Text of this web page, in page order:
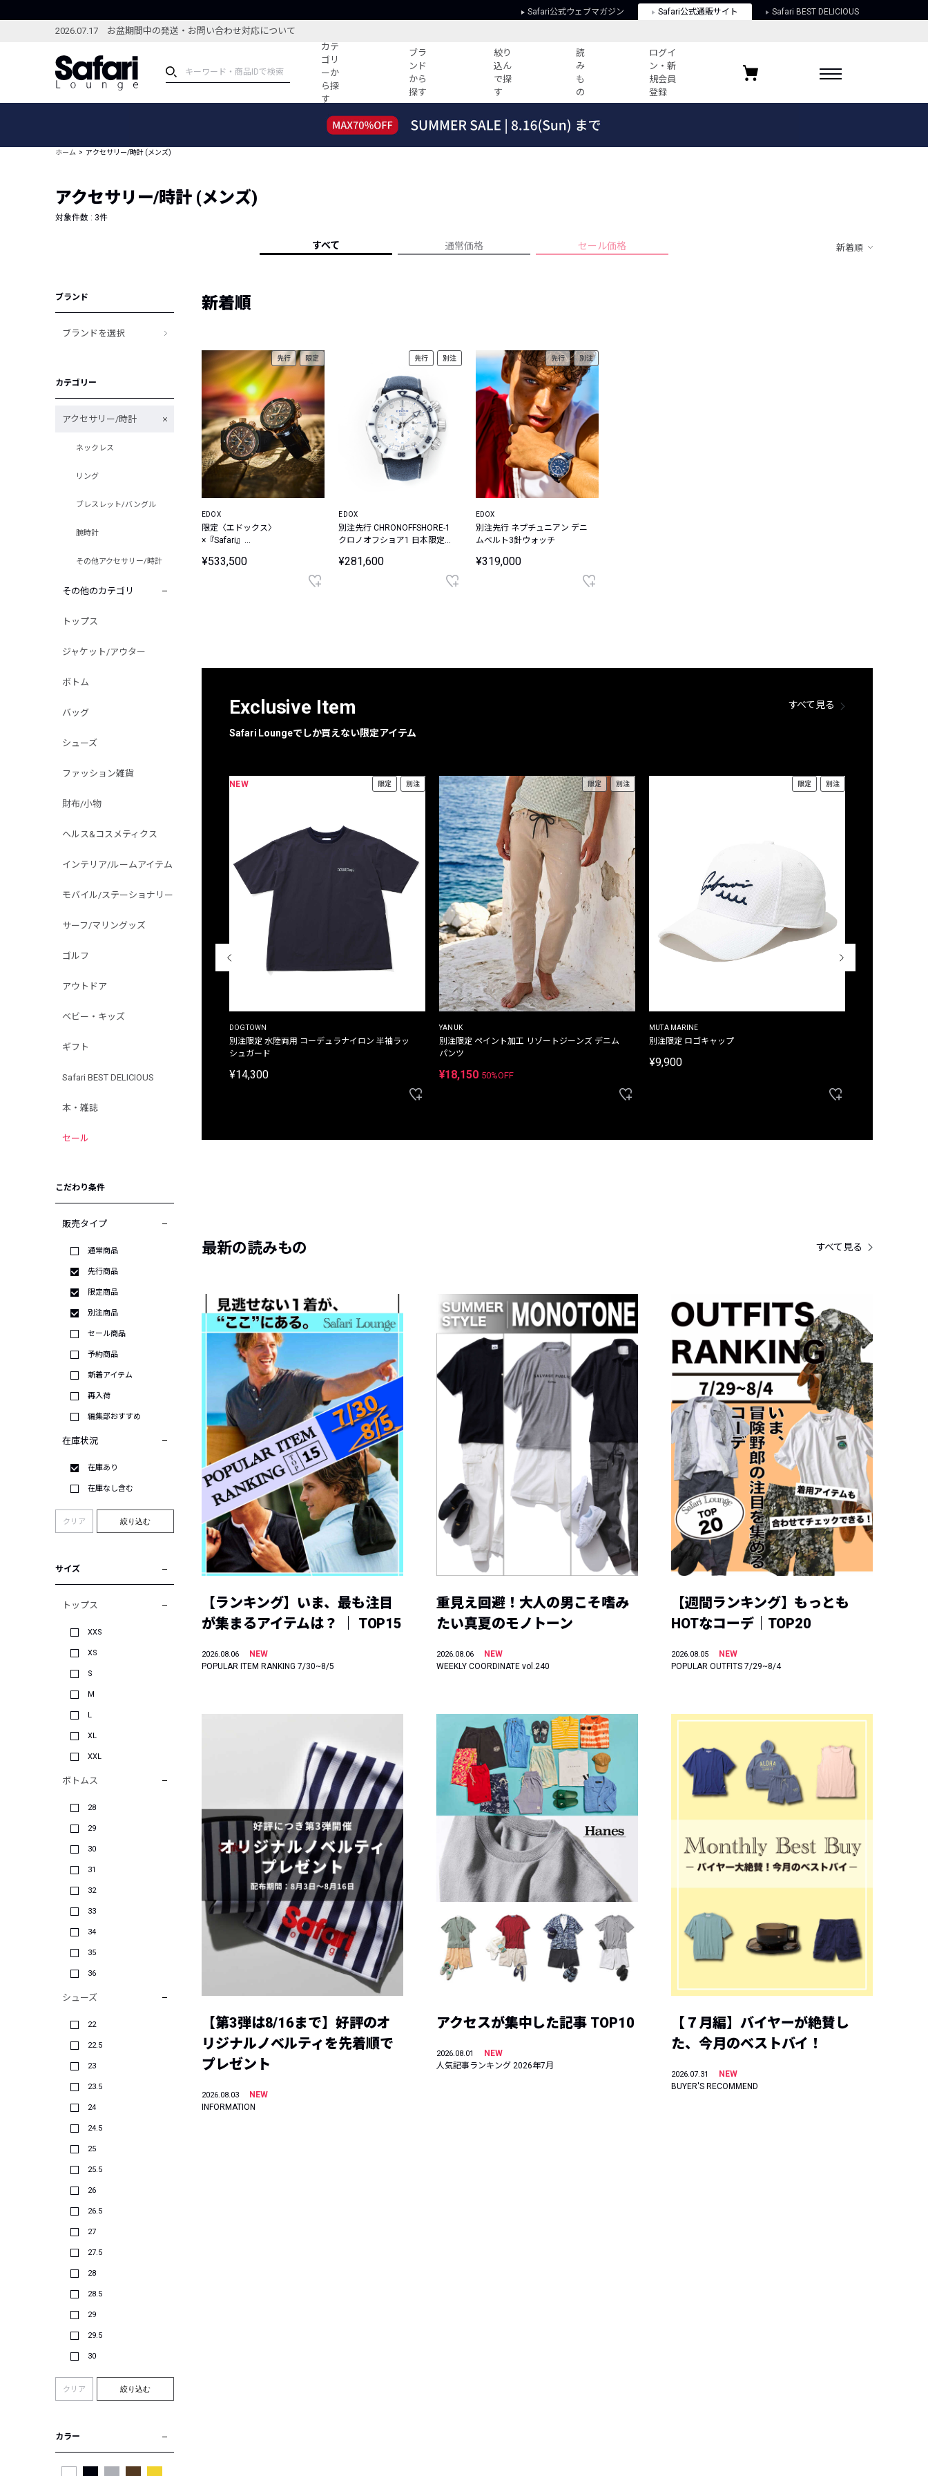
Safari公式ウェブマガジン Safari公式通販サイト Safari BEST DELICIOUS
2026.07.17 お盆期間中の発送・お問い合わせ対応について
カテ
ゴリ
ーか
ら探
す
ブラ
ンド
から
探す
絞り
込ん
で探
す
読
み
も
の
ログイ
ン・新
規会員
登録
ブランドから探す
新着アイテム
編集部のおすすめアイテム
コーディネート
すべての記事
人気記事ランキング
フォーカスブランド
セールおすすめアイテム
人気アイテム TOP 15
プライバシーポリシー
お気に入りブランド
ホーム アクセサリー/時計 (メンズ)
アクセサリー/時計 (メンズ)
対象件数 : 3件
すべて 通常価格 セール価格 新着順
ブランド
ブランドを選択
カテゴリー
アクセサリー/時計
ネックレス
リング
ブレスレット/バングル
腕時計
その他アクセサリー/時計
その他のカテゴリ
トップス
ジャケット/アウター
ボトム
バッグ
シューズ
ファッション雑貨
財布/小物
ヘルス&コスメティクス
インテリア/ルームアイテム
モバイル/ステーショナリー
サーフ/マリングッズ
ゴルフ
アウトドア
ベビー・キッズ
ギフト
Safari BEST DELICIOUS
本・雑誌
セール
こだわり条件
販売タイプ
通常商品
先行商品
限定商品
別注商品
セール商品
予約商品
新着アイテム
再入荷
編集部おすすめ
在庫状況
在庫あり
在庫なし含む
クリア 絞り込む
サイズ
トップス
XXS
XS
S
M
L
XL
XXL
ボトムス
28
29
30
31
32
33
34
35
36
シューズ
22
22.5
23
23.5
24
24.5
25
25.5
26
26.5
27
27.5
28
28.5
29
29.5
30
クリア 絞り込む
カラー
新着順
先行 限定
EDOX
限定〈エドックス〉
×『Safari』
フショア 1 クロノグラフ オー
トマティック サンセット スペ
¥533,500
先行 別注
EDOX
別注先行 CHRONOFFSHORE-1
クロノオフショア1 日本限定
チ
¥281,600
先行 別注
EDOX
別注先行 ネプチュニアン デニ
ムベルト3針ウォッチ
¥319,000
Exclusive Item
Safari Loungeでしか買えない限定アイテム
すべて見る
別注限定 ピグメントダイ バックプリント サーフ
プリントTシャツ
NEW 限定 別注
DOGTOWN
別注限定 水陸両用 コーデュラナイロン 半袖ラッ
シュガード
¥14,300
限定 別注
YANUK
別注限定 ペイント加工 リゾートジーンズ デニム
パンツ
¥18,150 50%OFF
限定 別注
MUTA MARINE
別注限定 ロゴキャップ
¥9,900
最新の読みもの すべて見る
【ランキング】いま、最も注目
が集まるアイテムは？ ｜ TOP15
2026.08.06
NEW
POPULAR ITEM RANKING 7/30~8/5
重見え回避！大人の男こそ嗜み
たい真夏のモノトーン
2026.08.06
NEW
WEEKLY COORDINATE vol.240
【週間ランキング】もっとも
HOTなコーデ｜TOP20
2026.08.05
NEW
POPULAR OUTFITS 7/29~8/4
【第3弾は8/16まで】好評のオ
リジナルノベルティを先着順で
プレゼント
2026.08.03
NEW
INFORMATION
アクセスが集中した記事 TOP10
2026.08.01
NEW
人気記事ランキング 2026年7月
【７月編】バイヤーが絶賛し
た、今月のベストバイ！
2026.07.31
NEW
BUYER'S RECOMMEND